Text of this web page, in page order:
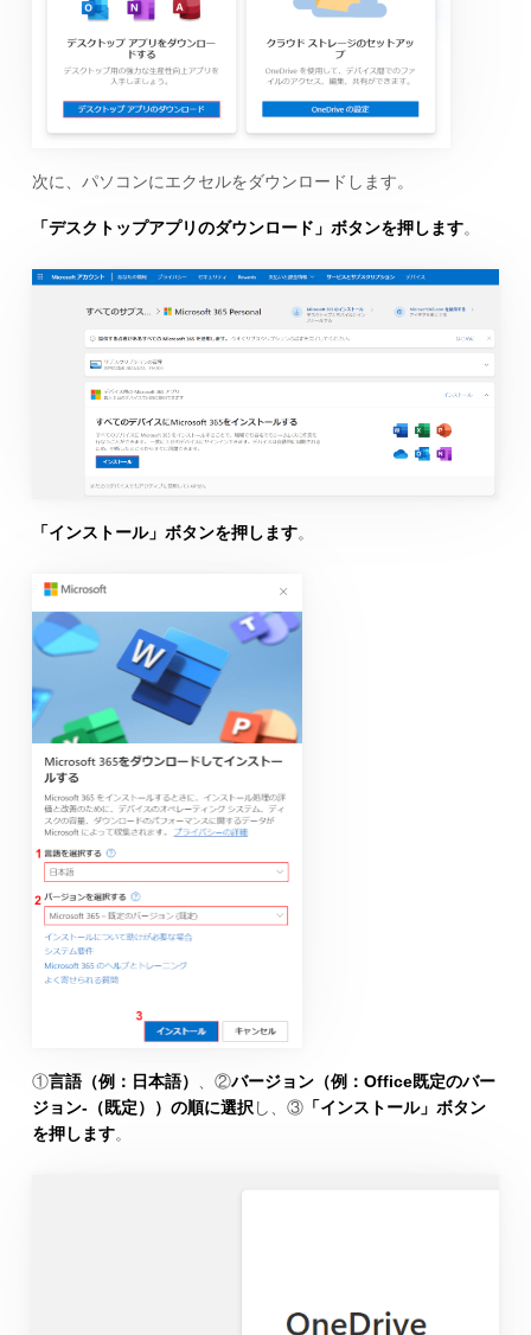
次に、パソコンにエクセルをダウンロードします。
「デスクトップアプリのダウンロード」ボタンを押します。
「インストール」ボタンを押します。
①言語（例：日本語） 、②バージョン（例：Office既定のバー
ジョン-（既定））の順に選択 し、③「インストール」ボタン
を押します。